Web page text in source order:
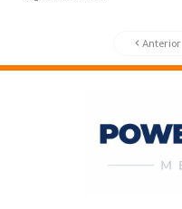
Anterior